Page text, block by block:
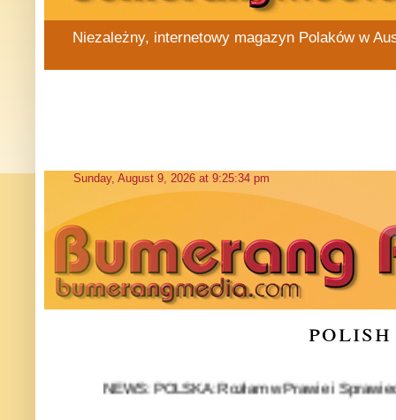
Niezależny, internetowy magazyn Polaków w
NEWS: POLSKA: Rozłam w Prawie i